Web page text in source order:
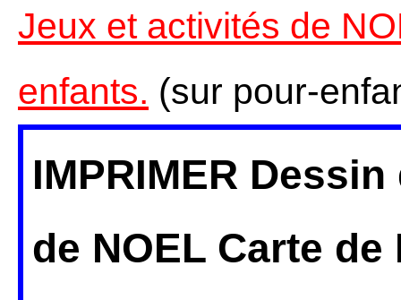
Jeux et activités de
enfants. (sur pour-
IMPRIMER Dessin
de NOEL Carte de